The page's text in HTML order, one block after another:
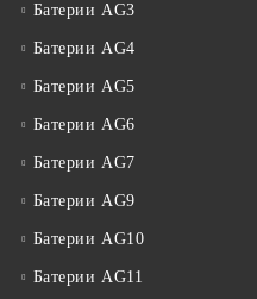
Батерии AG3
Батерии AG4
Батерии AG5
Батерии AG6
Батерии AG7
Батерии AG9
Батерии AG10
Батерии AG11